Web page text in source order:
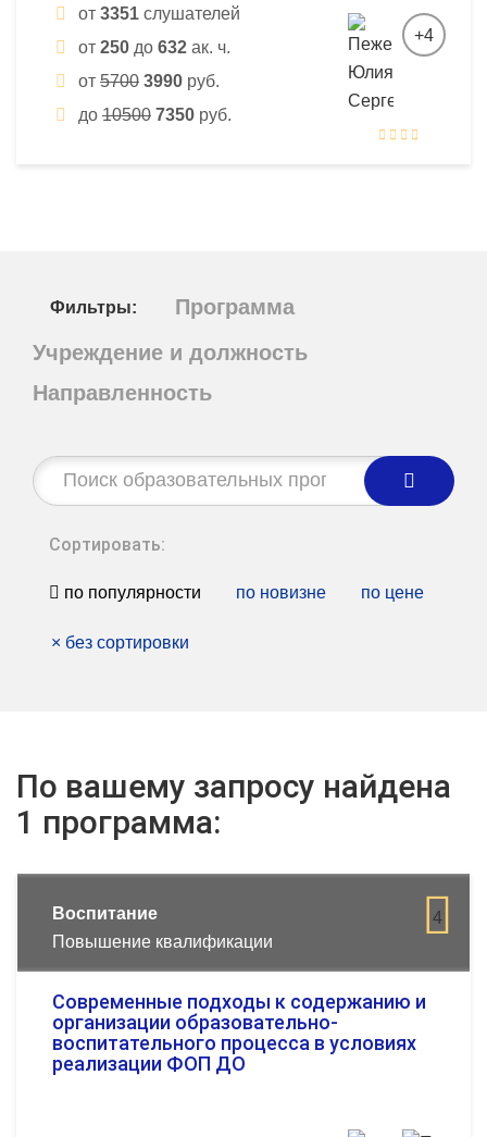
от 3351 слушателей
от 250 до 632 ак. ч.
от 5700 3990 руб.
до 10500 7350 руб.
+4
Фильтры:
Программа
Учреждение и должность
Направленность
Строка
поиска:
Сортировать:
по популярности по новизне по цене
× без сортировки
По вашему запросу найдена
1 программа:
4
Воспитание
Повышение квалификации
Современные подходы к содержанию и
организации образовательно-
воспитательного процесса в условиях
реализации ФОП ДО